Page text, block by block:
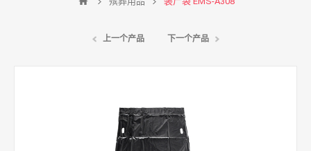
上一个产品 下一个产品